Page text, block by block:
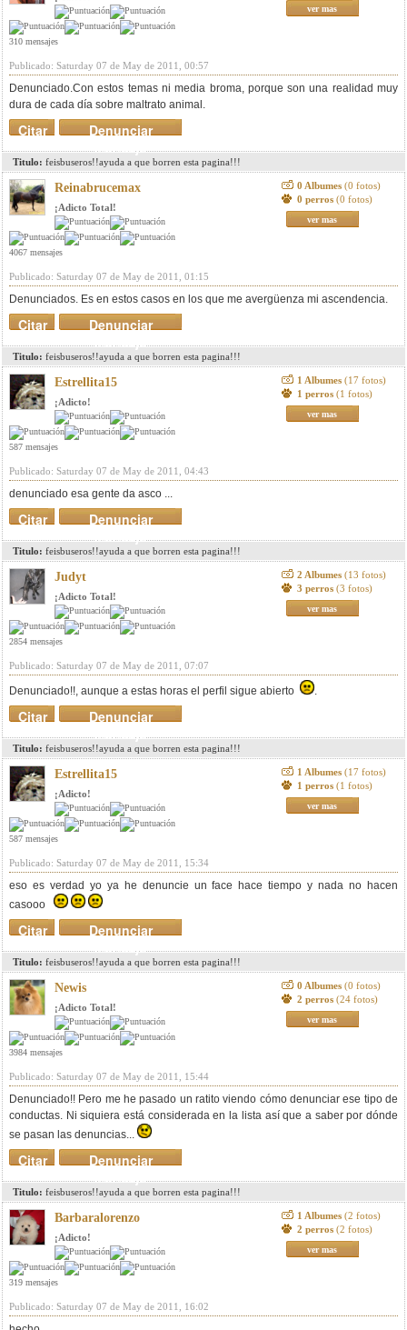
310 mensajes
ver mas
Publicado: Saturday 07 de May de 2011, 00:57
Denunciado.Con estos temas ni media broma, porque son una realidad muy
dura de cada día sobre maltrato animal.
Denunciar
mensaje
Citar
Titulo: feisbuseros!!ayuda a que borren esta pagina!!!
Reinabrucemax
¡Adicto Total!
4067 mensajes
0 Albumes (0 fotos)
0 perros (0 fotos)
ver mas
Publicado: Saturday 07 de May de 2011, 01:15
Denunciados. Es en estos casos en los que me avergüenza mi ascendencia.
Denunciar
mensaje
Citar
Titulo: feisbuseros!!ayuda a que borren esta pagina!!!
Estrellita15
¡Adicto!
587 mensajes
1 Albumes (17 fotos)
1 perros (1 fotos)
ver mas
Publicado: Saturday 07 de May de 2011, 04:43
denunciado esa gente da asco ...
Denunciar
mensaje
Citar
Titulo: feisbuseros!!ayuda a que borren esta pagina!!!
Judyt
¡Adicto Total!
2854 mensajes
2 Albumes (13 fotos)
3 perros (3 fotos)
ver mas
Publicado: Saturday 07 de May de 2011, 07:07
Denunciado!!, aunque a estas horas el perfil sigue abierto .
Denunciar
mensaje
Citar
Titulo: feisbuseros!!ayuda a que borren esta pagina!!!
Estrellita15
¡Adicto!
587 mensajes
1 Albumes (17 fotos)
1 perros (1 fotos)
ver mas
Publicado: Saturday 07 de May de 2011, 15:34
eso es verdad yo ya he denuncie un face hace tiempo y nada no hacen
casooo
Denunciar
mensaje
Citar
Titulo: feisbuseros!!ayuda a que borren esta pagina!!!
Newis
¡Adicto Total!
3984 mensajes
0 Albumes (0 fotos)
2 perros (24 fotos)
ver mas
Publicado: Saturday 07 de May de 2011, 15:44
Denunciado!! Pero me he pasado un ratito viendo cómo denunciar ese tipo de
conductas. Ni siquiera está considerada en la lista así que a saber por dónde
se pasan las denuncias...
Denunciar
mensaje
Citar
Titulo: feisbuseros!!ayuda a que borren esta pagina!!!
Barbaralorenzo
¡Adicto!
319 mensajes
1 Albumes (2 fotos)
2 perros (2 fotos)
ver mas
Publicado: Saturday 07 de May de 2011, 16:02